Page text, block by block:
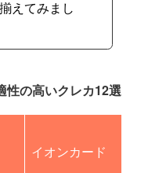
えてみまし
性の高いクレカ12選
イオンカード